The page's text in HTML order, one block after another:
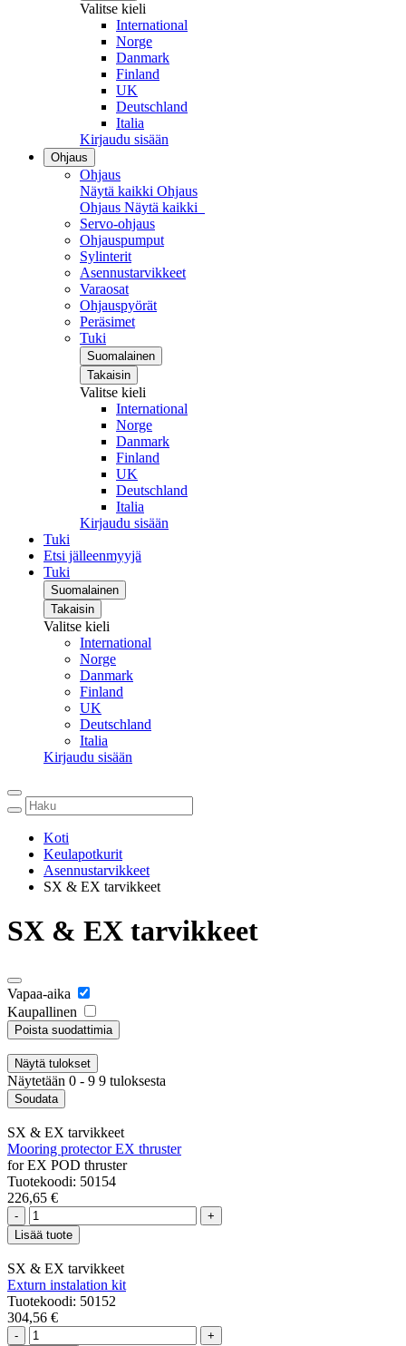
Valitse kieli
International
Norge
Danmark
Finland
UK
Deutschland
Italia
Kirjaudu sisään
Ohjaus
Ohjaus
Näytä kaikki Ohjaus
Ohjaus Näytä kaikki
Servo-ohjaus
Ohjauspumput
Sylinterit
Asennustarvikkeet
Varaosat
Ohjauspyörät
Peräsimet
Tuki
Suomalainen
Takaisin
Valitse kieli
International
Norge
Danmark
Finland
UK
Deutschland
Italia
Kirjaudu sisään
Tuki
Etsi jälleenmyyjä
Tuki
Suomalainen
Takaisin
Valitse kieli
International
Norge
Danmark
Finland
UK
Deutschland
Italia
Kirjaudu sisään
Koti
Keulapotkurit
Asennustarvikkeet
SX & EX tarvikkeet
SX & EX tarvikkeet
Vapaa-aika
Kaupallinen
Poista suodattimia
Näytä tulokset
Näytetään 0 - 9 9 tuloksesta
Soudata
SX & EX tarvikkeet
Mooring protector EX thruster
for EX POD thruster
Tuotekoodi: 50154
226,65 €
-
+
Lisää tuote
SX & EX tarvikkeet
Exturn instalation kit
Tuotekoodi: 50152
304,56 €
-
+